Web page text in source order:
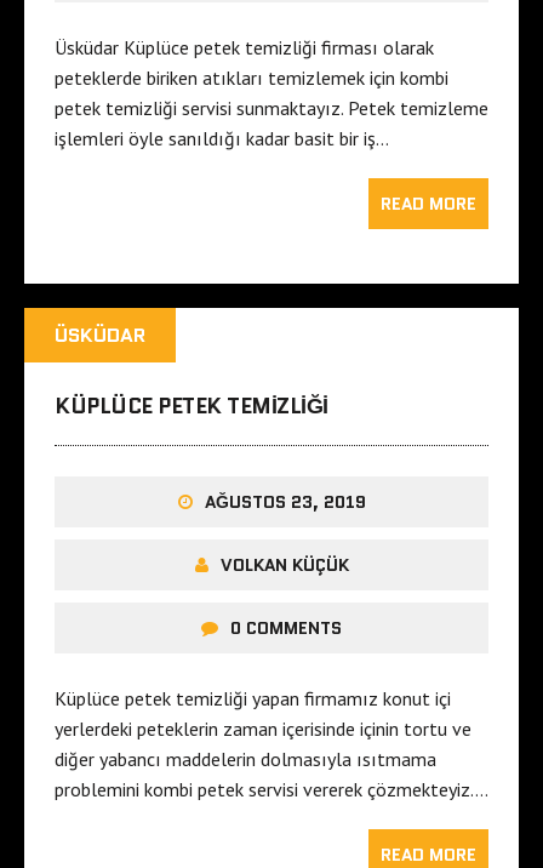
Üsküdar Küplüce petek temizliği firması olarak
peteklerde biriken atıkları temizlemek için kombi
petek temizliği servisi sunmaktayız. Petek temizleme
işlemleri öyle sanıldığı kadar basit bir iş…
READ MORE
ÜSKÜDAR
KÜPLÜCE PETEK TEMIZLIĞI
AĞUSTOS 23, 2019
VOLKAN KÜÇÜK
0 COMMENTS
Küplüce petek temizliği yapan firmamız konut içi
yerlerdeki peteklerin zaman içerisinde içinin tortu ve
diğer yabancı maddelerin dolmasıyla ısıtmama
problemini kombi petek servisi vererek çözmekteyiz….
READ MORE